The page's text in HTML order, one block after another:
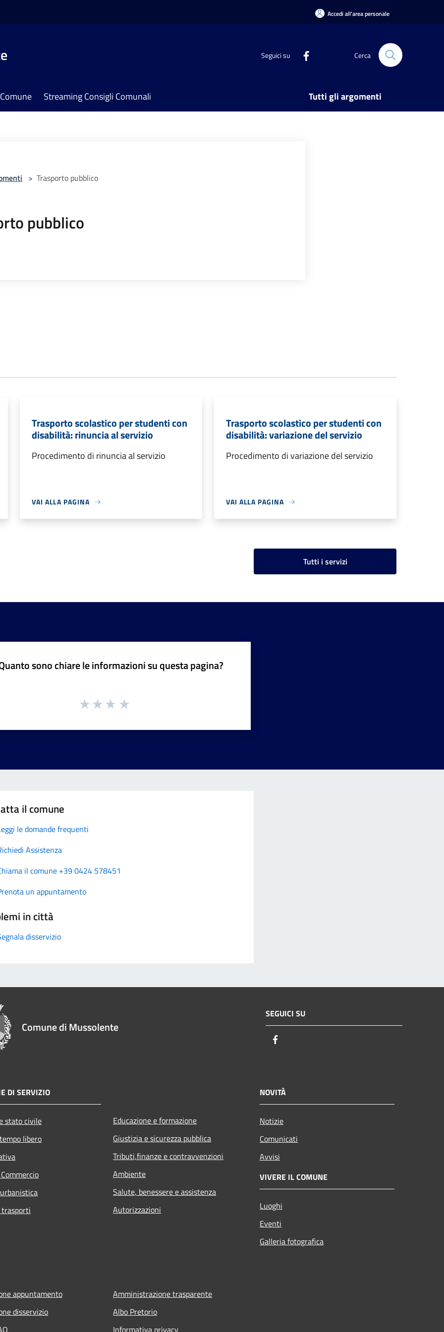
Accedi all'area personale
Seguici su Cerca
Streaming Consigli Comunali Tutti gli argomenti
> Trasporto pubblico
pubblico
Trasporto scolastico per studenti con
disabilità: rinuncia al servizio
Procedimento di rinuncia al servizio
VAI ALLA PAGINA
Trasporto scolastico per studenti con
disabilità: variazione del servizio
Procedimento di variazione del servizio
VAI ALLA PAGINA
Tutti i servizi
sono chiare le informazioni su questa pagina?
il comune
le domande frequenti
Assistenza
il comune +39 0424 578451
un appuntamento
in città
disservizio
Comune di Mussolente
SEGUICI SU
DI SERVIZIO
stato civile
libero
Educazione e formazione
Giustizia e sicurezza pubblica
Tributi,finanze e contravvenzioni
Ambiente
Salute, benessere e assistenza
Autorizzazioni
NOVITÀ
Notizie
Comunicati
Avvisi
VIVERE IL COMUNE
Luoghi
Eventi
Galleria fotografica
appuntamento
disservizio
Amministrazione trasparente
Albo Pretorio
Informativa privacy